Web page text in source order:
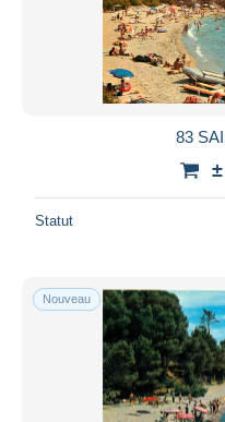
83
Statut
Nouveau